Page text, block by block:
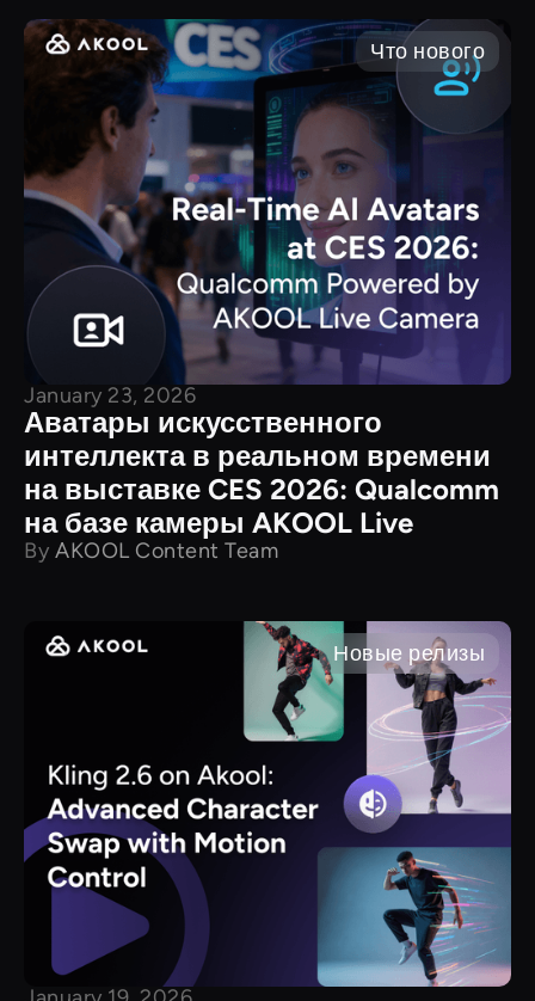
Что нового
January 23, 2026
Аватары искусственного
интеллекта в реальном времени
на выставке CES 2026: Qualcomm
на базе камеры AKOOL Live
By AKOOL Content Team
Новые релизы